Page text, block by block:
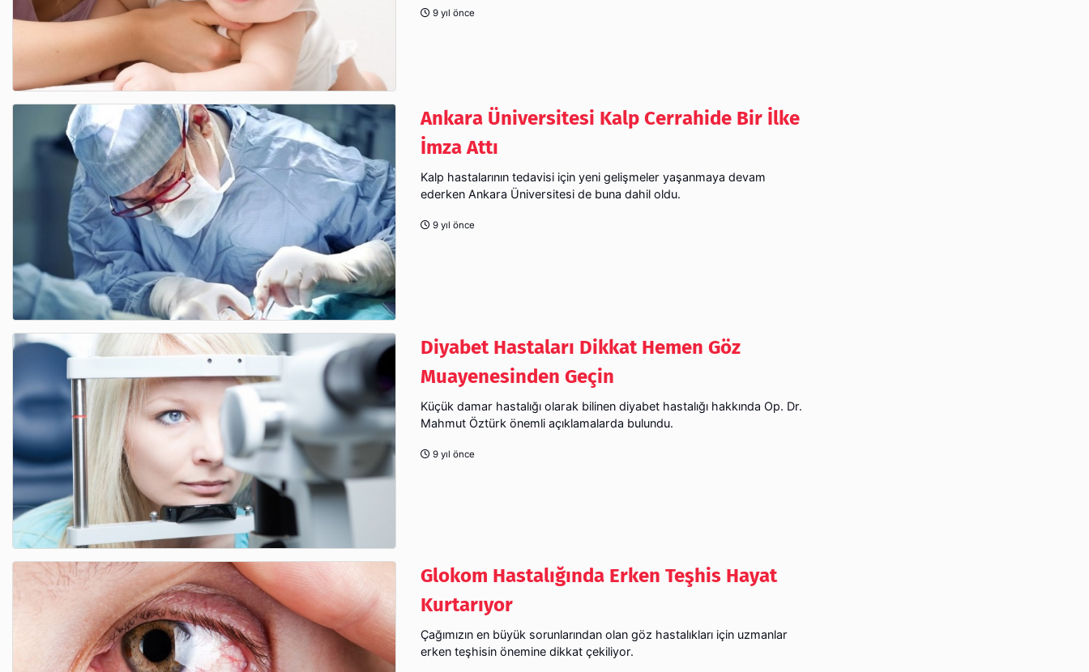
9 yıl önce
Ankara Üniversitesi Kalp Cerrahide Bir İlke
İmza Attı
Kalp hastalarının tedavisi için yeni gelişmeler yaşanmaya devam
ederken Ankara Üniversitesi de buna dahil oldu.
9 yıl önce
Diyabet Hastaları Dikkat Hemen Göz
Muayenesinden Geçin
Küçük damar hastalığı olarak bilinen diyabet hastalığı hakkında Op. Dr.
Mahmut Öztürk önemli açıklamalarda bulundu.
9 yıl önce
Glokom Hastalığında Erken Teşhis Hayat
Kurtarıyor
Çağımızın en büyük sorunlarından olan göz hastalıkları için uzmanlar
erken teşhisin önemine dikkat çekiliyor.